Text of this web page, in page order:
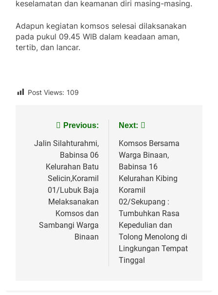
keselamatan dan keamanan diri masing-masing.
Adapun kegiatan komsos selesai dilaksanakan
pada pukul 09.45 WIB dalam keadaan aman,
tertib, dan lancar.
Post Views: 109
Navigasi
pos
Previous:
Jalin Silahturahmi,
Babinsa 06
Kelurahan Batu
Selicin,Koramil
01/Lubuk Baja
Melaksanakan
Komsos dan
Sambangi Warga
Binaan
Next:
Komsos Bersama
Warga Binaan,
Babinsa 16
Kelurahan Kibing
Koramil
02/Sekupang :
Tumbuhkan Rasa
Kepedulian dan
Tolong Menolong di
Lingkungan Tempat
Tinggal